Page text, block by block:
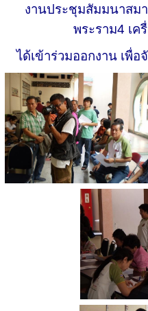
งานประชุมสัมมนาสม
พระราม4 เค
ได้เข้าร่วมออกงาน เพื่